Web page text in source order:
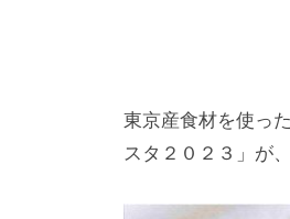
3島
の
東京産食材を使っ
スタ２０２３」が